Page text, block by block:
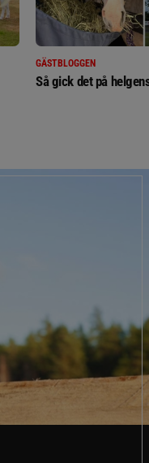
GÄSTBLOGGEN
Så gick det på